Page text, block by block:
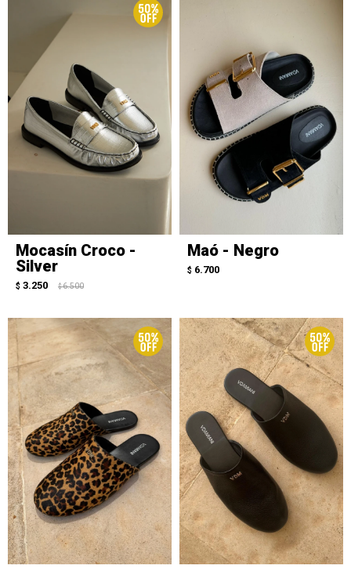
Mocasín Croco -
Silver
$ 3.250 $ 6.500
Maó - Negro
$ 6.700